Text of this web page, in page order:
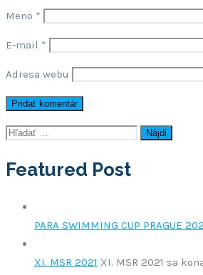
Meno *
E-mail *
Adresa webu
Hľadať:
Featured Post
PARA SWIMMING CUP PRAGUE
XI. MSR 2021 XI. MSR 2021 sa